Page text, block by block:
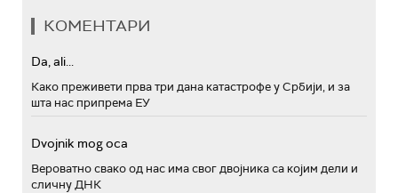
КОМЕНТАРИ
Da, ali...
Како преживети прва три дана катастрофе у Србији, и за
шта нас припрема ЕУ
Dvojnik mog oca
Вероватно свако од нас има свог двојника са којим дели и
сличну ДНК